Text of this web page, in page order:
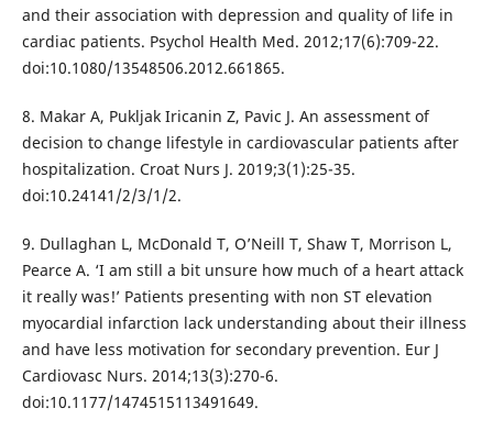
and their association with depression and quality of life in
cardiac patients. Psychol Health Med. 2012;17(6):709-22.
doi:10.1080/13548506.2012.661865.
8. Makar A, Pukljak Iricanin Z, Pavic J. An assessment of
decision to change lifestyle in cardiovascular patients after
hospitalization. Croat Nurs J. 2019;3(1):25-35.
doi:10.24141/2/3/1/2.
9. Dullaghan L, McDonald T, O’Neill T, Shaw T, Morrison L,
Pearce A. ‘I am still a bit unsure how much of a heart attack
it really was!’ Patients presenting with non ST elevation
myocardial infarction lack understanding about their illness
and have less motivation for secondary prevention. Eur J
Cardiovasc Nurs. 2014;13(3):270-6.
doi:10.1177/1474515113491649.